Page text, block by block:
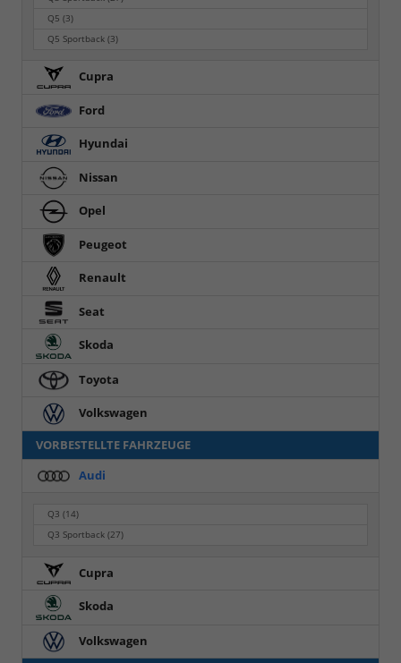
Q5(3)
Q5 Sportback(3)
Cupra
Ford
Hyundai
Nissan
Opel
Peugeot
Renault
Seat
Skoda
Toyota
Volkswagen
VORBESTELLTE FAHRZEUGE
Audi
Q3(14)
Q3 Sportback(27)
Cupra
Skoda
Volkswagen